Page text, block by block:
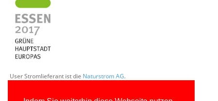
User Stromlieferant ist die Naturstrom AG.